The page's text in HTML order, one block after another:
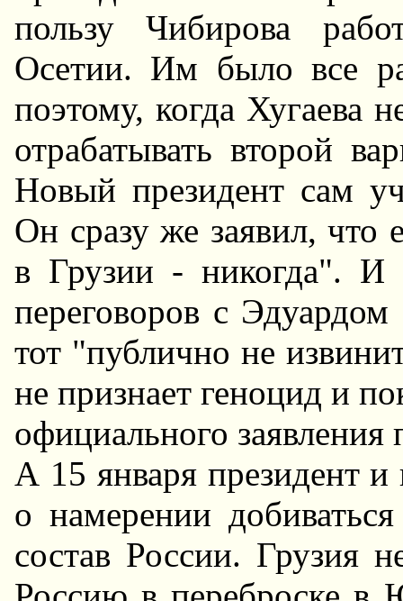
пользу Чибирова
Осетии. Им было все
поэтому, когда Хугаева
отрабатывать второй
Hовый президент сам
Он сразу же заявил, что
в Грузии - никогда". И
переговоров с
тот "публично не
не признает геноцид и
официального
А 15 января президент и
о намерении
состав России. Грузия